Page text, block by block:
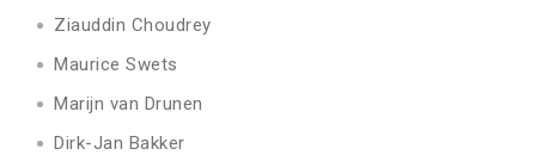
Ziauddin Choudrey
Maurice Swets
Marijn van Drunen
Dirk-Jan Bakker